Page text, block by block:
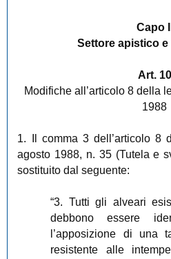
Capo II
Settore apistico e
Art. 10
Modifiche all’articolo 8 della
1988
1. Il comma 3 dell’articolo 8
agosto 1988, n. 35 (Tutela e
sostituito dal seguente:
“3. Tutti gli alveari
debbono essere
l’apposizione di una
resistente alle